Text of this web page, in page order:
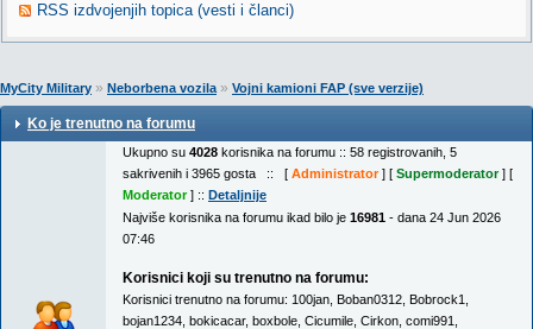
RSS izdvojenjih topica (vesti i članci)
MyCity Military » Neborbena vozila» Vojni kamioni FAP (sve verzije)
Ko je trenutno na forumu
Ukupno su 4028 korisnika na forumu :: 58 registrovanih, 5
sakrivenih i 3965 gosta :: [ Administrator] [ Supermoderator] [
Moderator] :: Detaljnije
Najviše korisnika na forumu ikad bilo je 16981 - dana 24 Jun 2026
07:46
Korisnici koji su trenutno na forumu:
Korisnici trenutno na forumu: 100jan Boban0312 Bobrock1
bojan1234 bokicacar, boxbole Cicumile Cirkon comi991